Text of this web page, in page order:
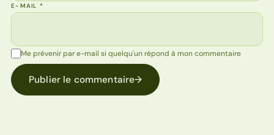
E-MAIL*
Me prévenir par e-mail si quelqu'un répond à mon commentaire
Publier le commentaire→